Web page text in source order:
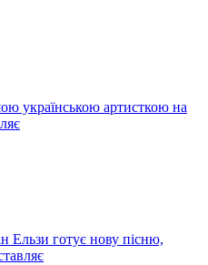
українською артисткою на
Ельзи готує нову пісню,